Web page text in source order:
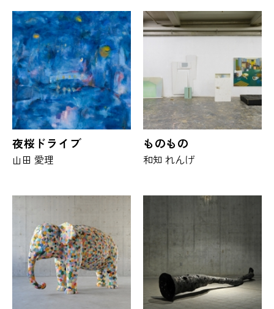
夜桜ドライブ
山田 愛理
ものもの
和知 れんげ